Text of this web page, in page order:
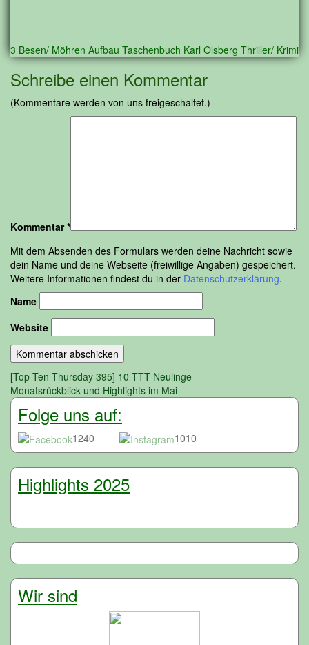
3 Besen/ Möhren Aufbau Taschenbuch Karl Olsberg Thriller/ Krimi
Schreibe einen Kommentar
(Kommentare werden von uns freigeschaltet.)
Kommentar*
Mit dem Absenden des Formulars werden deine Nachricht sowie
dein Name und deine Webseite (freiwillige Angaben) gespeichert.
Weitere Informationen findest du in der Datenschutzerklärung.
Name
Website
Beitragsnavigation
[Top Ten Thursday 395] 10 TTT-Neulinge
Monatsrückblick und Highlights im Mai
Folge uns auf:
1240 1010
Highlights 2025
Wir sind